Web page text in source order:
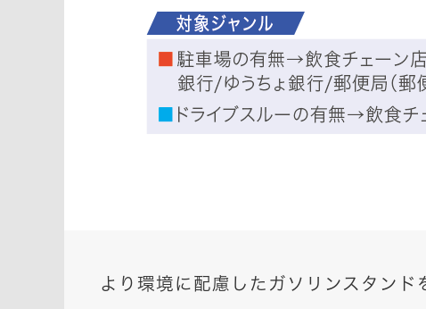
より環境に配慮したガソリンスタンド